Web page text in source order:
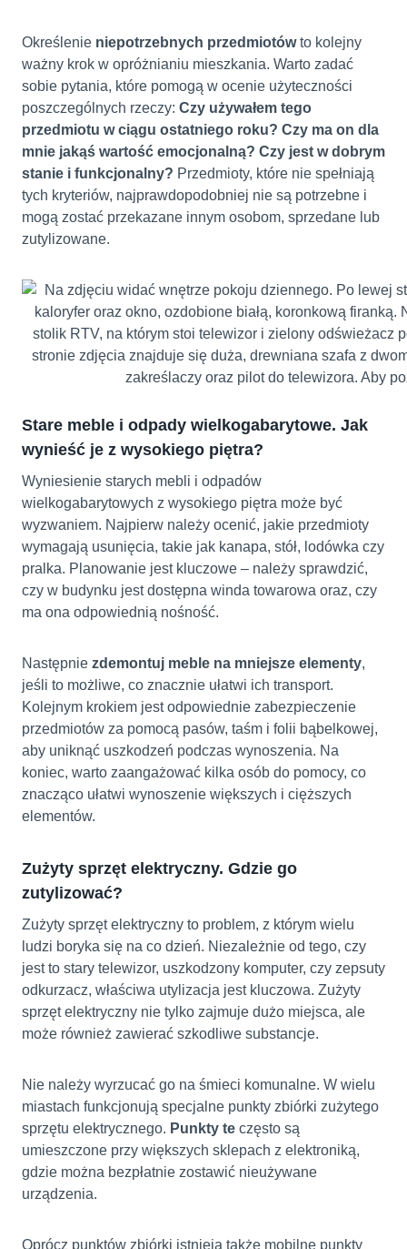
Określenie niepotrzebnych przedmiotówto kolejny
ważny krok w opróżnianiu mieszkania. Warto zadać
sobie pytania, które pomogą w ocenie użyteczności
poszczególnych rzeczy: Czy używałem tego
przedmiotu w ciągu ostatniego roku? Czy ma on dla
mnie jakąś wartość emocjonalną? Czy jest w dobrym
stanie i funkcjonalny? Przedmioty, które nie spełniają
tych kryteriów, najprawdopodobniej nie są potrzebne i
mogą zostać przekazane innym osobom, sprzedane lub
zutylizowane.
Stare meble i odpady wielkogabarytowe. Jak
wynieść je z wysokiego piętra?
Wyniesienie starych mebli i odpadów
wielkogabarytowych z wysokiego piętra może być
wyzwaniem. Najpierw należy ocenić, jakie przedmioty
wymagają usunięcia, takie jak kanapa, stół, lodówka czy
pralka. Planowanie jest kluczowe – należy sprawdzić,
czy w budynku jest dostępna winda towarowa oraz, czy
ma ona odpowiednią nośność.
Następnie zdemontuj meble na mniejsze elementy,
jeśli to możliwe, co znacznie ułatwi ich transport.
Kolejnym krokiem jest odpowiednie zabezpieczenie
przedmiotów za pomocą pasów, taśm i folii bąbelkowej,
aby uniknąć uszkodzeń podczas wynoszenia. Na
koniec, warto zaangażować kilka osób do pomocy, co
znacząco ułatwi wynoszenie większych i cięższych
elementów.
Zużyty sprzęt elektryczny. Gdzie go
zutylizować?
Zużyty sprzęt elektryczny to problem, z którym wielu
ludzi boryka się na co dzień. Niezależnie od tego, czy
jest to stary telewizor, uszkodzony komputer, czy zepsuty
odkurzacz, właściwa utylizacja jest kluczowa. Zużyty
sprzęt elektryczny nie tylko zajmuje dużo miejsca, ale
może również zawierać szkodliwe substancje.
Nie należy wyrzucać go na śmieci komunalne. W wielu
miastach funkcjonują specjalne punkty zbiórki zużytego
sprzętu elektrycznego. Punkty te często są
umieszczone przy większych sklepach z elektroniką,
gdzie można bezpłatnie zostawić nieużywane
urządzenia.
Oprócz punktów zbiórki istnieją także mobilne punkty